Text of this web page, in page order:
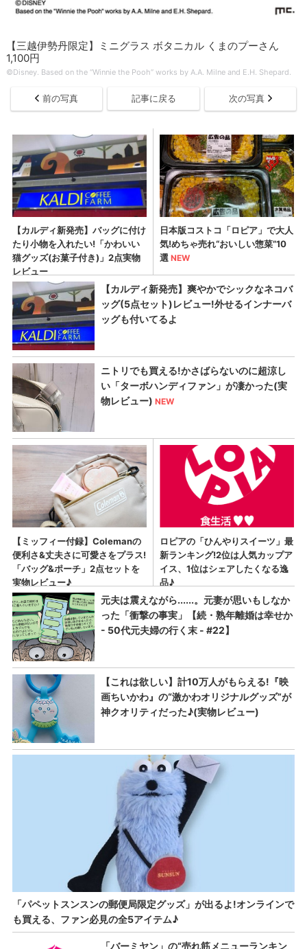
【三越伊勢丹限定】ミニグラス ボタニカル くまのプーさん
1,100円
©Disney. Based on the “Winnie the Pooh” works by A.A. Milne and E.H. Shepard.
前の写真 記事に戻る 次の写真